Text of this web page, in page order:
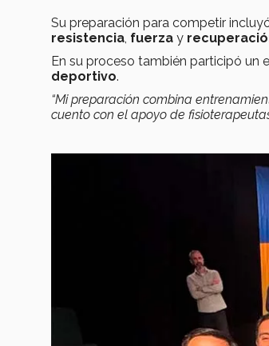
Su preparación para competir
resistencia, fuerza y
En su proceso también participó un
deportivo.
“Mi preparación combina
cuento con el apoyo de